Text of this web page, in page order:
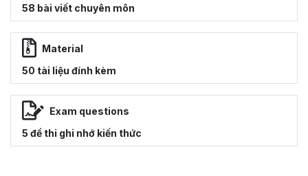
58 bài viết chuyên môn
Material
50 tài liệu đính kèm
Exam questions
5 đề thi ghi nhớ kiến thức